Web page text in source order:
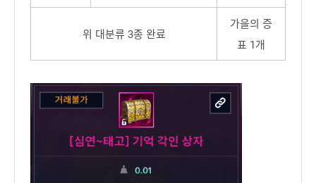
위 대분류 3종 완료
가을의 증
표 1개